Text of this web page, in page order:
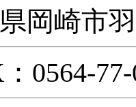
市羽根
0564-77-